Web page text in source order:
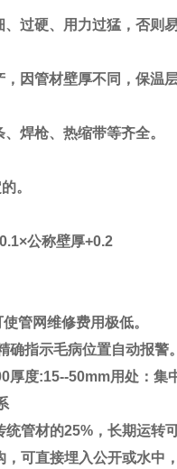
硬、用力过猛，否则易
管材壁厚不同，保温层
焊枪、热缩带等齐全。
。
公称壁厚+0.2
管网维修费用极低。
指示毛病位置自动报警。
度:15--50mm用处：集
材的25%，长期运转
直接埋入公开或水中